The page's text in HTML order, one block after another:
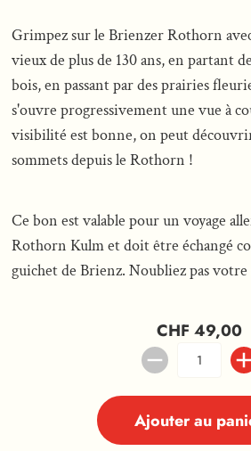
Grimpez sur le Brienzer Rothorn
vieux de plus de 130 ans, en partant
bois, en passant par des prairies
s'ouvre progressivement une vue à
visibilité est bonne, on peut
sommets depuis le Rothorn !
Ce bon est valable pour un voyage
Rothorn Kulm et doit être échangé
guichet de Brienz. Noubliez pas
CHF 49,00
Ajouter au